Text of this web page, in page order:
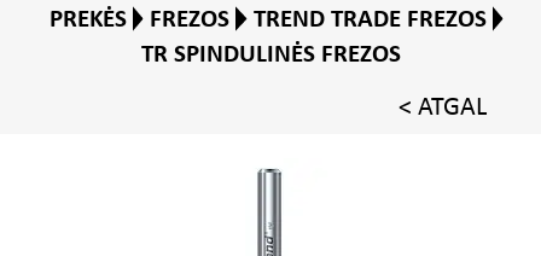
PREKĖS FREZOS
TREND TRADE FREZOS
TR SPINDULINĖS FREZOS
< ATGAL